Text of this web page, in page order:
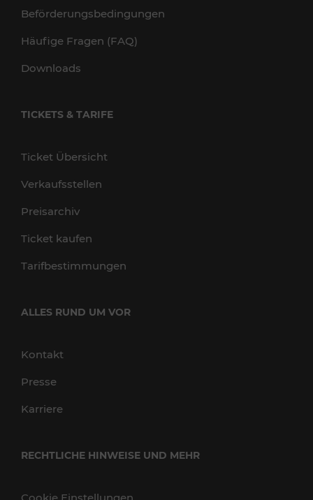
Beförderungsbedingungen
Häufige Fragen (FAQ)
Downloads
TICKETS & TARIFE
Ticket Übersicht
Verkaufsstellen
Preisarchiv
Ticket kaufen
Tarifbestimmungen
ALLES RUND UM VOR
Kontakt
Presse
Karriere
RECHTLICHE HINWEISE UND MEHR